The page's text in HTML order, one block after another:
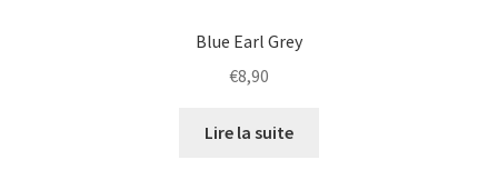
Blue Earl Grey
€8,90
Lire la suite